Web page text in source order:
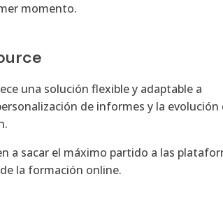
momento.
una solución flexible y adaptable a
de informes y la evolución
a sacar el máximo partido a las
la formación online.